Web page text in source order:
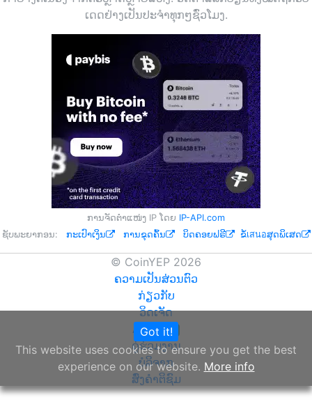
ເດດຢ່າງເປັນປະຈຳທຸກໆຊົ່ວໂມງ.
ການຈັດຕຳແໜ່ງ IP ໂດຍ IP-API.com
ຊັບພະຍາກອນ: ກະເປົາເງິນ ການຂຸດຄົ້ນ ບິດຄອຍຟຣີ ຂໍ້เสนอສຸດພິເສດ
© CoinYEP 2026
ຄວາມເປັນສ່ວນຕົວ
ກ່ຽວກັບ
ວິດເຈັດ
API NEW
ຄູ່ຮ່ວມງານ
ບໍລິຈາກ
ສົ່ງຄຳຕິຊົມ
Got it!
This website uses cookies to ensure you get the best
experience on our website. More info